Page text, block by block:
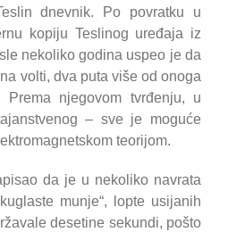
dnevnik. Po povratku u
kopiju Teslinog uređaja iz
nekoliko godina uspeo je da
volti, dva puta više od onoga
njegovom tvrđenju, u
– sve je moguće
teorijom.
da je u nekoliko navrata
munje“, lopte usijanih
desetine sekundi, pošto